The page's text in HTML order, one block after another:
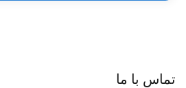
تماس با ما